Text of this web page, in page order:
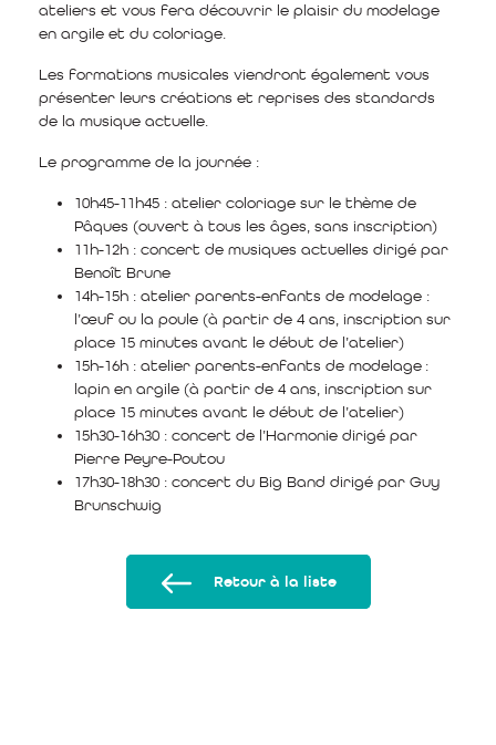
ateliers et vous fera découvrir le plaisir du modelage
en argile et du coloriage.
Les formations musicales viendront également vous
présenter leurs créations et reprises des standards
de la musique actuelle.
Le programme de la journée :
10h45-11h45 : atelier coloriage sur le thème de
Pâques (ouvert à tous les âges, sans inscription)
11h-12h : concert de musiques actuelles dirigé par
Benoît Brune
14h-15h : atelier parents-enfants de modelage :
l’œuf ou la poule (à partir de 4 ans, inscription sur
place 15 minutes avant le début de l’atelier)
15h-16h : atelier parents-enfants de modelage :
lapin en argile (à partir de 4 ans, inscription sur
place 15 minutes avant le début de l’atelier)
15h30-16h30 : concert de l’Harmonie dirigé par
Pierre Peyre-Poutou
17h30-18h30 : concert du Big Band dirigé par Guy
Brunschwig
Retour à la liste